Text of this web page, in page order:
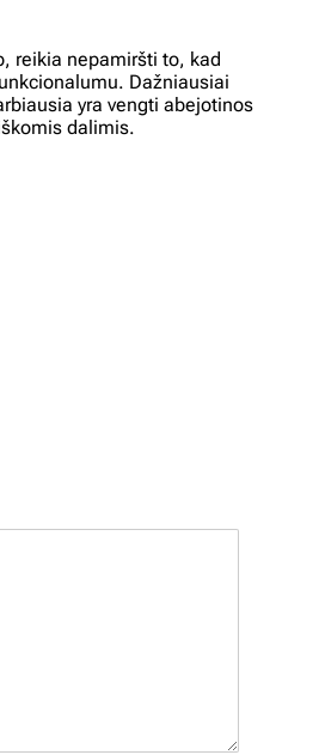
reikia nepamiršti to, kad
Dažniausiai
yra vengti abejotinos
dalimis.